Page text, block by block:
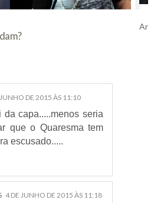
DE 2015 ÀS 11:10
da capa.....menos seria
que o Quaresma tem
escusado.....
4 DE JUNHO DE 2015 ÀS 11:18